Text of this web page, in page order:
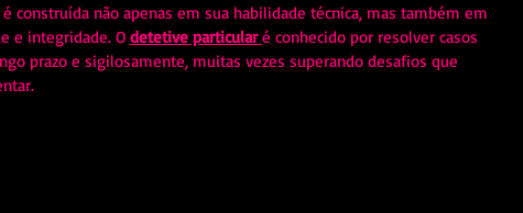
construída não apenas em sua habilidade técnica, mas também em
e integridade. O detetive particular é conhecido por resolver casos
prazo e sigilosamente, muitas vezes superando desafios que